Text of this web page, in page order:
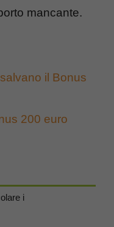
mancante.
il Bonus
200 euro
i